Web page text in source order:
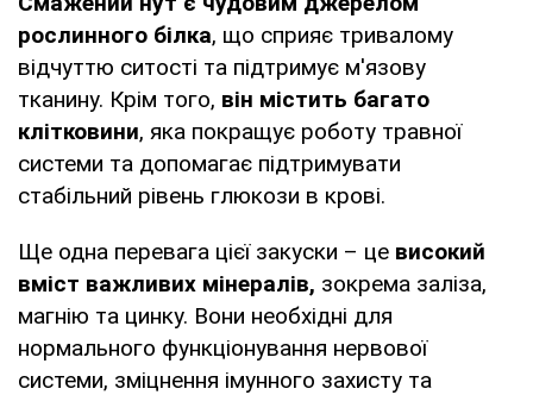
рослинного білка, що сприяє тривалому
відчуттю ситості та підтримує м'язову
тканину. Крім того, він містить багато
клітковини, яка покращує роботу травної
системи та допомагає підтримувати
стабільний рівень глюкози в крові.
Ще одна перевага цієї закуски – це високий
вміст важливих мінералів, зокрема заліза,
магнію та цинку. Вони необхідні для
нормального функціонування нервової
системи, зміцнення імунного захисту та